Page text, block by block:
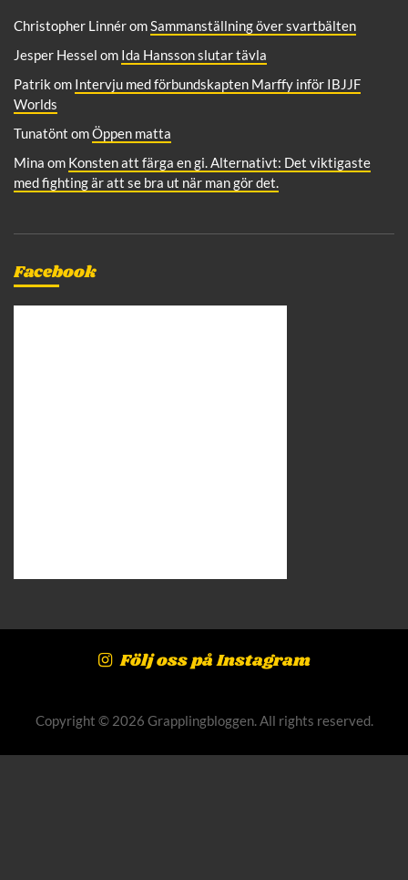
Christopher Linnérom Sammanställning över svartbälten
Jesper Hessel om Ida Hansson slutar tävla
Patrik om Intervju med förbundskapten Marffy inför IBJJF
Worlds
Tunatönt omÖppen matta
Mina om Konsten att färga en gi. Alternativt: Det viktigaste
med fighting är att se bra ut när man gör det.
Facebook
Följ oss på Instagram
Copyright © 2026 Grapplingbloggen. All rights reserved.